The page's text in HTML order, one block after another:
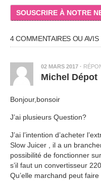
SOUSCRIRE À NOTRE
4 COMMENTAIRES OU AVIS
02 MARS 2017 ·
Michel Dépot
Bonjour,bonsoir
J’ai plusieurs Question?
J’ai l’intention d’acheter
Slow Juicer , il a un
possibilité de fonctionner
s’il faut un convertisseur
Qu’elle marchand peut